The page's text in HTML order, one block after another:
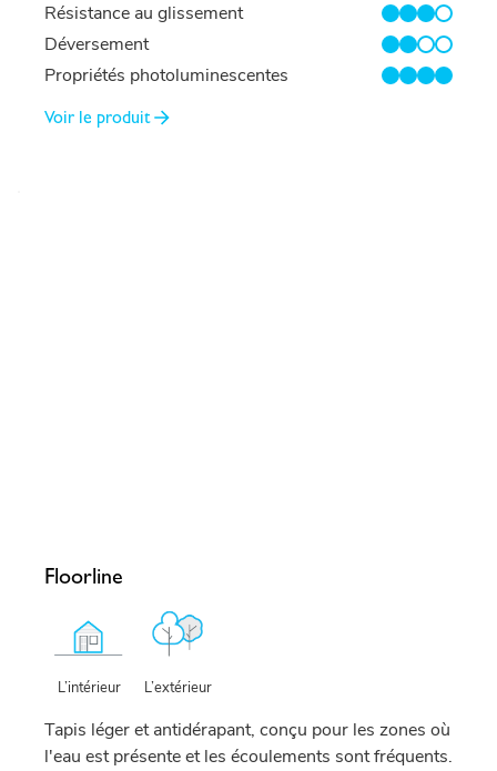
Résistance au glissement
3/4
Déversement
2/4
Propriétés photoluminescentes
4/4
Voir le produit
Floorline
L’intérieur L’extérieur
Tapis léger et antidérapant, conçu pour les zones où
l'eau est présente et les écoulements sont fréquents.